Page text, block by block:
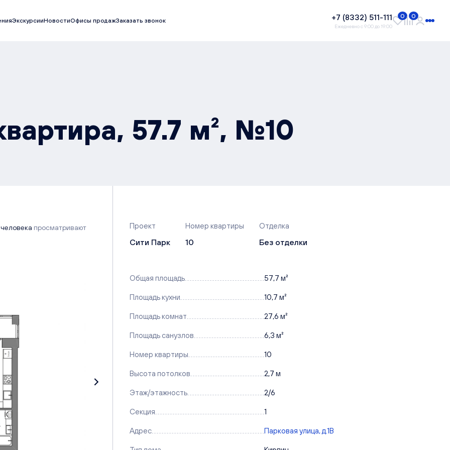
ЭкскурсииНовостиОфисы продажЗаказать звонок +7 (8332) 511-111
Ежедневно с 9:00 до 19:00
0 0
57.7 м², №10
человека просматривают Проект
Сити Парк
Номер квартиры
10
Отделка
Без отделки
Общая площадь 57,7 м²
Площадь кухни 10,7 м²
Площадь комнат 27,6 м²
Площадь санузлов 6,3 м²
Номер квартиры 10
Высота потолков 2,7 м
Этаж/этажность 2/6
Секция 1
Адрес Парковая улица, д.1В